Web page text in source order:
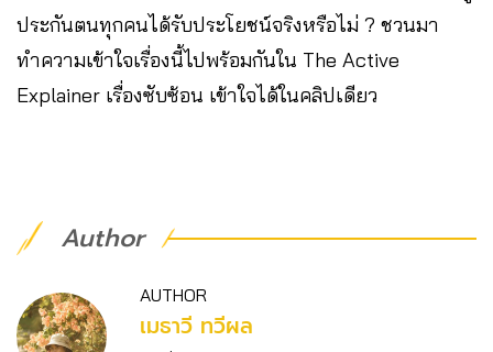
ประกันตนทุกคนได้รับประโยชน์จริงหรือไม่ ? ชวนมา
ทำความเข้าใจเรื่องนี้ไปพร้อมกันใน The Active
Explainer เรื่องซับซ้อน เข้าใจได้ในคลิปเดียว
Author
AUTHOR
เมธาวี ทวีผล